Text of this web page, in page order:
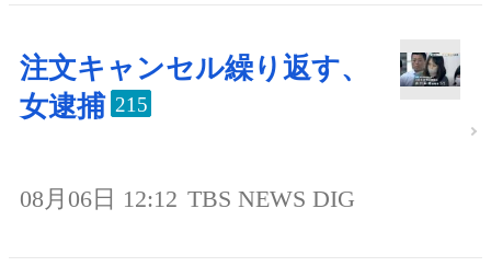
注文キャンセル繰り返す、
女逮捕 215
08月06日 12:12 TBS NEWS DIG